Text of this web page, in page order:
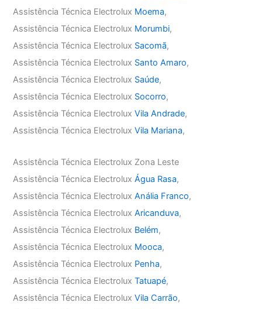
Assistência Técnica Electrolux Moema,
Assistência Técnica Electrolux Morumbi,
Assistência Técnica Electrolux Sacomã,
Assistência Técnica Electrolux Santo Amaro,
Assistência Técnica Electrolux Saúde,
Assistência Técnica Electrolux Socorro,
Assistência Técnica ElectroluxVila Andrade,
Assistência Técnica ElectroluxVila Mariana,
Assistência Técnica Electrolux Zona Leste
Assistência Técnica ElectroluxÁgua Rasa,
Assistência Técnica ElectroluxAnália Franco,
Assistência Técnica ElectroluxAricanduva,
Assistência Técnica Electrolux Belém,
Assistência Técnica Electrolux Mooca,
Assistência Técnica Electrolux Penha,
Assistência Técnica ElectroluxTatuapé,
Assistência Técnica ElectroluxVila Carrão,